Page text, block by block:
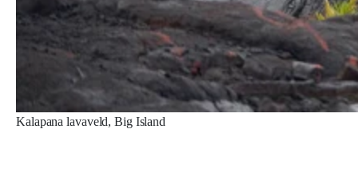
Kalapana lavaveld, Big Island